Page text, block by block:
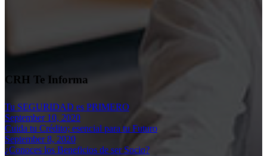
CRH Te Informa
Tu SEGURIDAD es PRIMERO
September 10, 2020
Cuida tu Crédito; esencial para tu Futuro
September 8, 2020
¿Conoces los Beneficios de ser Socio?